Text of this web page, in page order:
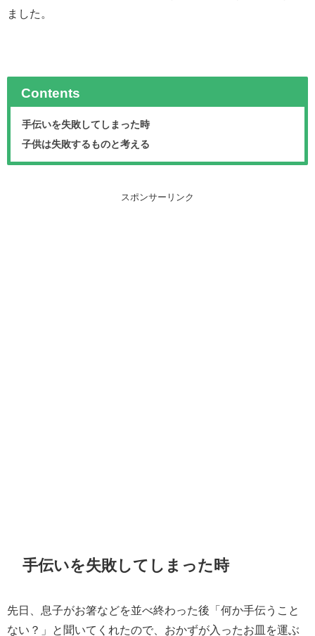
ました。
Contents
手伝いを失敗してしまった時
子供は失敗するものと考える
スポンサーリンク
手伝いを失敗してしまった時
先日、息子がお箸などを並べ終わった後「何か手伝うこと
ない？」と聞いてくれたので、おかずが入ったお皿を運ぶ